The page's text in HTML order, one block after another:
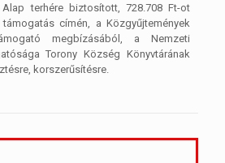
terhére biztosított, 728.708 Ft-ot
címén, a Közgyűjtemények
megbízásából, a Nemzeti
Torony Község Könyvtárának
korszerűsítésre.